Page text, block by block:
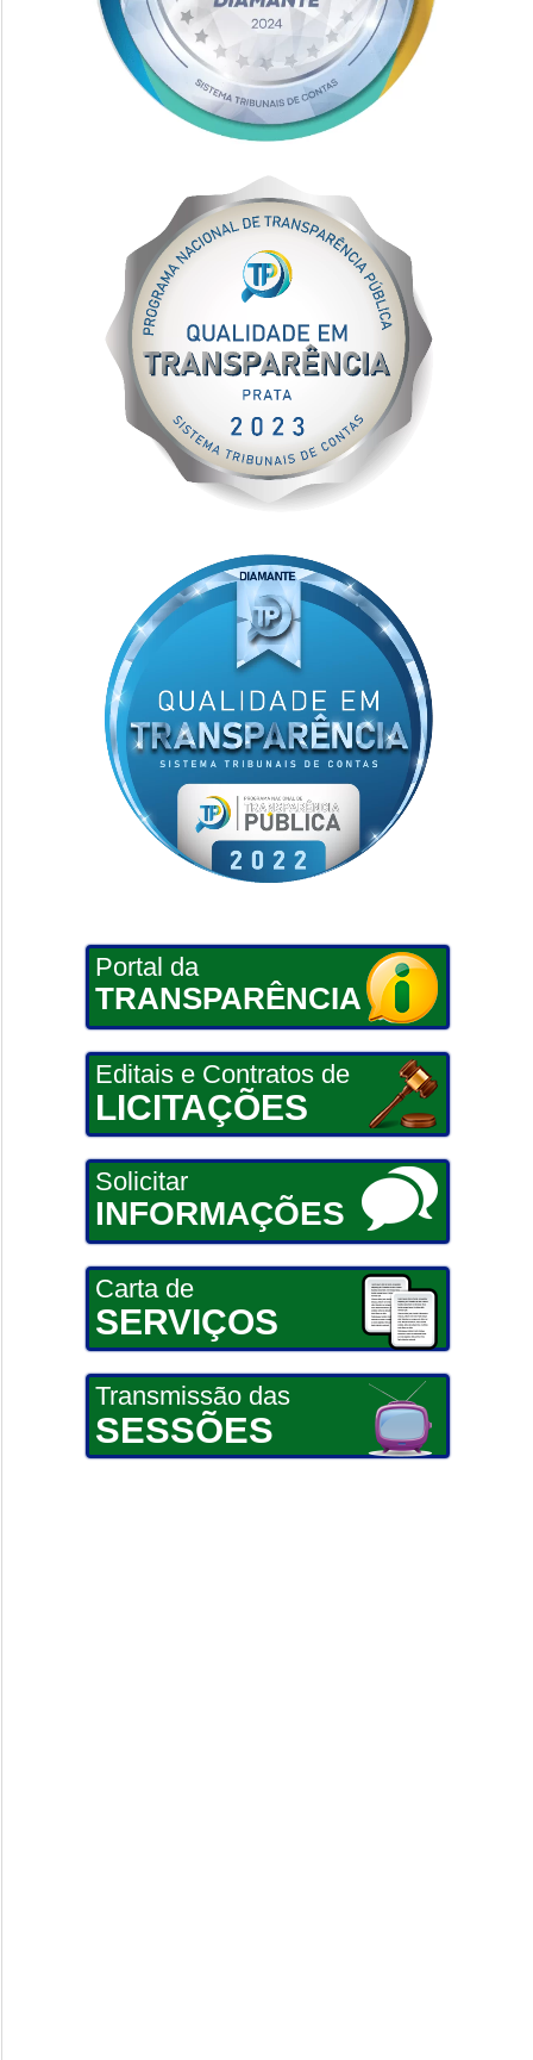
Portal da
TRANSPARÊNCIA
Editais e Contratos de
LICITAÇÕES
Solicitar
INFORMAÇÕES
Carta de
SERVIÇOS
Transmissão das
SESSÕES